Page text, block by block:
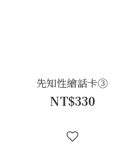
先知性繪話卡③
NT$330